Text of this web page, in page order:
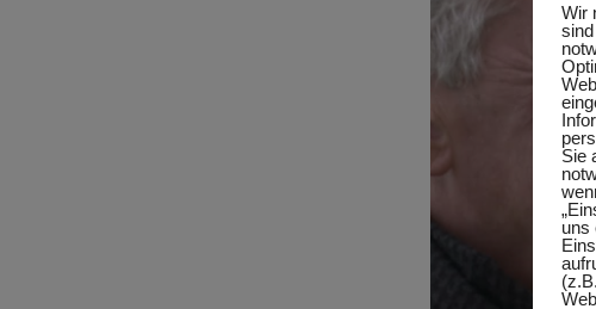
Wir
Sie
uns